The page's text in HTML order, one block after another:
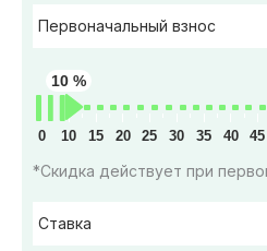
Первоначальный взнос
10 %
0 10 15 20 25 30 35 40 45
*Скидка действует при
Ставка